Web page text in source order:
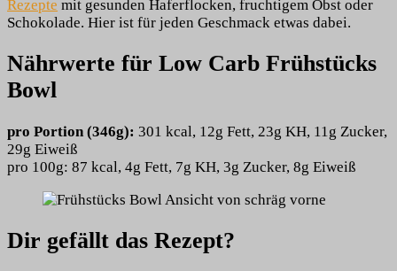
Rezepte mit gesunden Haferflocken, fruchtigem Obst oder
Schokolade. Hier ist für jeden Geschmack etwas dabei.
Nährwerte für Low Carb Frühstücks
Bowl
pro Portion (346g): 301 kcal, 12g Fett, 23g KH, 11g Zucker,
29g Eiweiß
pro 100g: 87 kcal, 4g Fett, 7g KH, 3g Zucker, 8g Eiweiß
Dir gefällt das Rezept?